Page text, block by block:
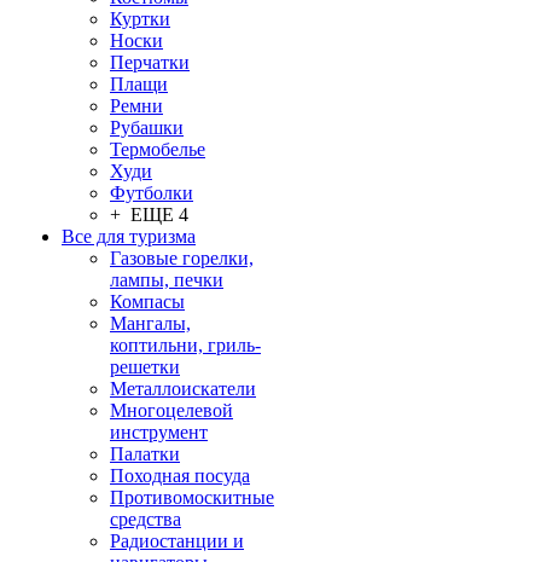
Куртки
Носки
Перчатки
Плащи
Ремни
Рубашки
Термобелье
Худи
Футболки
+ ЕЩЕ 4
Все для туризма
Газовые горелки,
лампы, печки
Компасы
Мангалы,
коптильни, гриль-
решетки
Металлоискатели
Многоцелевой
инструмент
Палатки
Походная посуда
Противомоскитные
средства
Радиостанции и